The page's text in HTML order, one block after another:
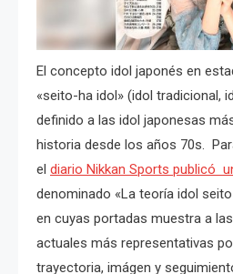
El concepto idol japonés en
«seito-ha idol» (idol tradicional,
definido a las idol japonesas
historia desde los años 70s.
el diario Nikkan Sports publicó
denominado «La teoría idol
en cuyas portadas muestra a
actuales más representativas
trayectoria, imágen y